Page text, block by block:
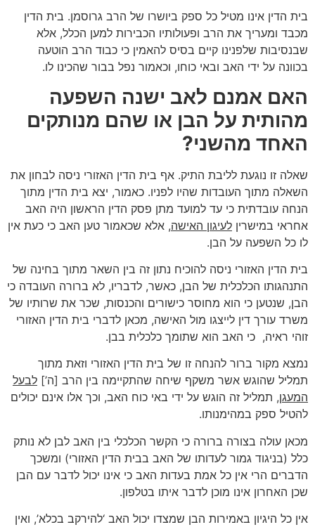
בית הדין אינו מטיל כל ספק ביושרו של הרב גרוסמן. בית הדין
מכבד ומעריך את הרב ופעולותיו הכבירות למען הכלל, אלא
שבנסיבות שלפנינו קיים בסיס להאמין כי כבוד הרב הוטעה
בכוונה על ידי האב ובאי כוחו, וכאמור נפל בבור שהכינו לו.
האם אמנם לאב ישנה השפעה
מהותית על הבן או שהם מנותקים
האחד מהשני?
שאלה זו נוגעת לליבת התיק. אף בית הדין האזורי ניסה לבחון את
השאלה מתוך העובדות שהיו לפניו. כאמור, יצא בית הדין מתוך
הנחה עובדתית כי עד למועד מתן פסק הדין הראשון היה האב
אחראי במישרין לעיגון האישה, אלא שכאמור טען האב כי כעת אין
לו כל השפעה על הבן.
בית הדין האזורי ניסה להוכיח נתון זה בין השאר מתוך בחינה של
התנהגותו הכלכלית של הבן, כאשר, לדבריו, לא ברורה העובדה כי
הבן, שנטען כי הוא מחוסר כישורים והכנסות, שכר את שרותיו של
משרד עורך דין לייצגו מול האישה, מכאן לדברי בית הדין האזורי
זוהי ראיה, כי האב הוא שתומך כלכלית בבן.
נמצא מקור ברור להנחה זו של בית הדין האזורי וזאת מתוך
תמליל שהוגש אשר משקף שיחה שהתקיימה בין הרב [ה’] לבעל
המעגן, תמליל זה הוגש על ידי באי כוח האב, וכך אלו אינם יכולים
להטיל ספק במהימנותו.
מכאן עולה בצורה ברורה כי הקשר הכלכלי בין האב לבן לא נותק
כלל (בניגוד גמור לעדותו של האב בבית הדין האזורי) ומשכך
הדברים הרי אין כל אמת בעדות האב כי אינו יכול לדבר עם הבן
שכן האחרון אינו מוכן לדבר איתו בטלפון.
אין כל היגיון באמירות הבן שמצדו יכול האב ‘להירקב בכלא’, ואין